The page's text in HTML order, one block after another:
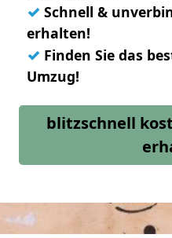
✓ Schnell &
erhalten!
✓ Finden Sie das
Umzug!
blitzschnell